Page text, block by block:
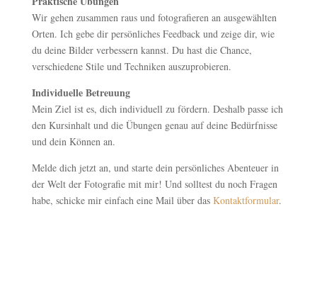
Wir gehen zusammen raus und fotografieren an ausgewählten
Orten. Ich gebe dir persönliches Feedback und zeige dir, wie
du deine Bilder verbessern kannst. Du hast die Chance,
verschiedene Stile und Techniken auszuprobieren.
Individuelle Betreuung
Mein Ziel ist es, dich individuell zu fördern. Deshalb passe ich
den Kursinhalt und die Übungen genau auf deine Bedürfnisse
und dein Können an.
Melde dich jetzt an, und starte dein persönliches Abenteuer in
der Welt der Fotografie mit mir! Und solltest du noch Fragen
habe, schicke mir einfach eine Mail über das Kontaktformular.